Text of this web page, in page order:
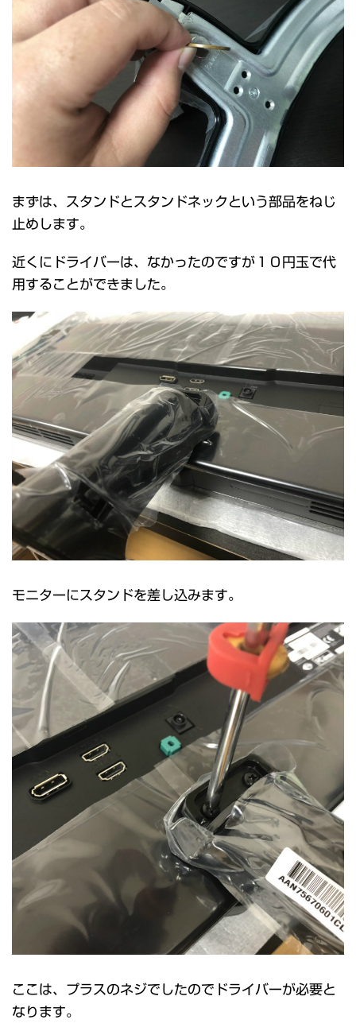
まずは、スタンドとスタンドネックという部品をねじ
止めします。
近くにドライバーは、なかったのですが１０円玉で代
用することができました。
モニターにスタンドを差し込みます。
ここは、プラスのネジでしたのでドライバーが必要と
なります。